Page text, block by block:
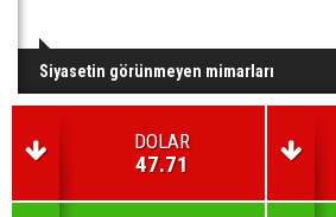
Siyasetin görünmeyen mimarları
DOLAR
47.71